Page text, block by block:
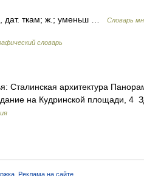
дат. ткам; ж.; уменьш … Словарь
словарь
Сталинская архитектура
на Кудринской площади, 4
Реклама на сайте